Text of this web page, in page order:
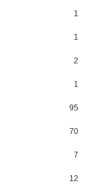
1
1
2
1
95
70
7
12